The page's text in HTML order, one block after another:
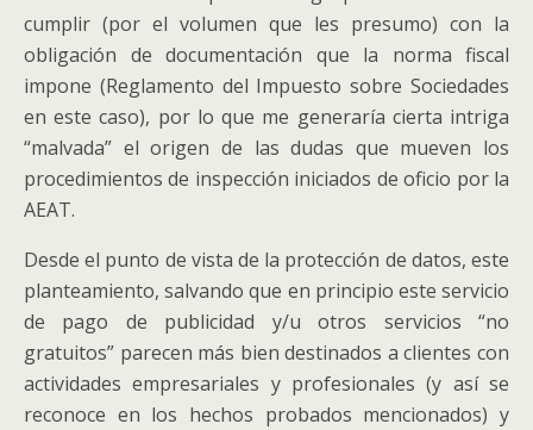
cumplir (por el volumen que les presumo) con la
obligación de documentación que la norma fiscal
impone (Reglamento del Impuesto sobre Sociedades
en este caso), por lo que me generaría cierta intriga
“malvada” el origen de las dudas que mueven los
procedimientos de inspección iniciados de oficio por la
AEAT.
Desde el punto de vista de la protección de datos, este
planteamiento, salvando que en principio este servicio
de pago de publicidad y/u otros servicios “no
gratuitos” parecen más bien destinados a clientes con
actividades empresariales y profesionales (y así se
reconoce en los hechos probados mencionados) y